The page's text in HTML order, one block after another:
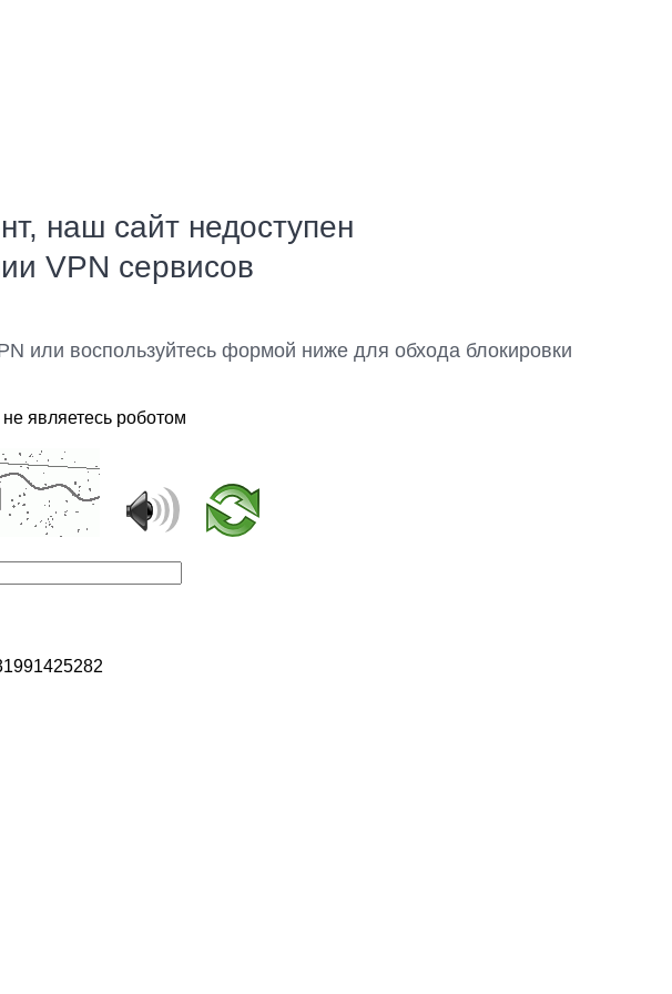
наш сайт недоступен
VPN сервисов
или воспользуйтесь формой ниже для обхода блокировки
являетесь роботом